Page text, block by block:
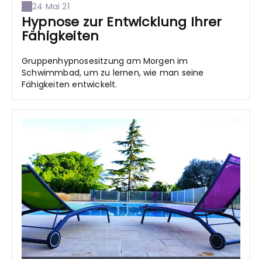
24 Mai 21
Hypnose zur Entwicklung Ihrer
Fähigkeiten
Gruppenhypnosesitzung am Morgen im
Schwimmbad, um zu lernen, wie man seine
Fähigkeiten entwickelt.